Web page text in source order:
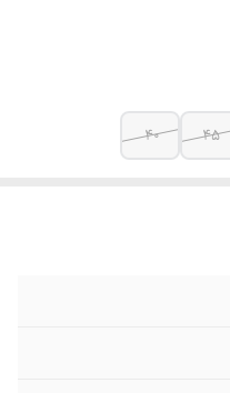
45
40